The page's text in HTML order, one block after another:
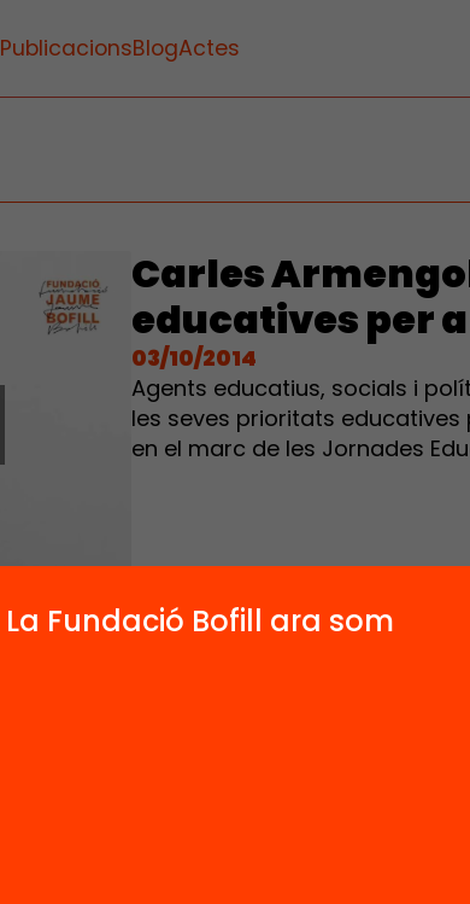
PublicacionsBlogActes
Carles
educatives per
03/10/2014
Agents educatius, socials i
les seves prioritats educatives
en el marc de les Jornades
La Fundació Bofill ara som